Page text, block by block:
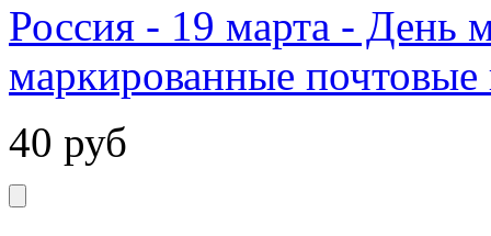
Россия - 19 марта - День
маркированные почтовые
40 руб